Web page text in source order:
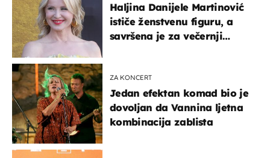
Haljina Danijele Martinović
ističe ženstvenu figuru, a
savršena je za večernji
ZA KONCERT
Jedan efektan komad bio je
dovoljan da Vannina ljetna
kombinacija zablista